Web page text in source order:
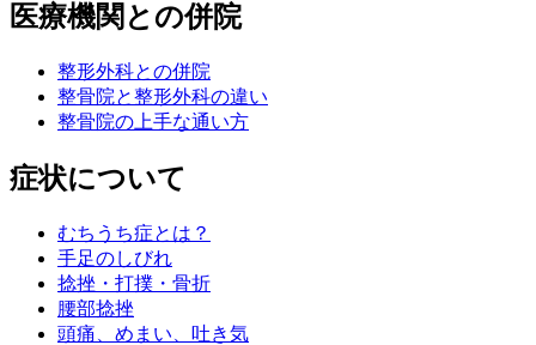
医療機関との併院
整形外科との併院
整骨院と整形外科の違い
整骨院の上手な通い方
症状について
むちうち症とは？
手足のしびれ
捻挫・打撲・骨折
腰部捻挫
頭痛、めまい、吐き気